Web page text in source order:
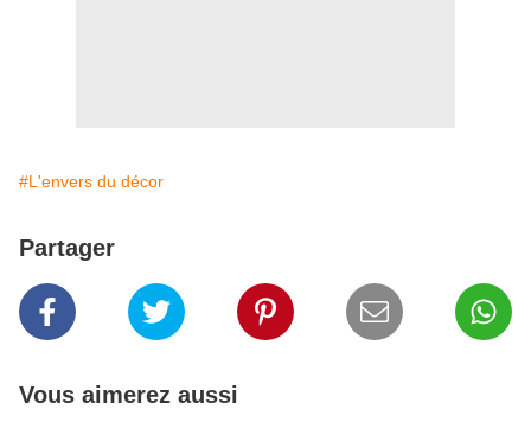
#L'envers du décor
Partager
Vous aimerez aussi